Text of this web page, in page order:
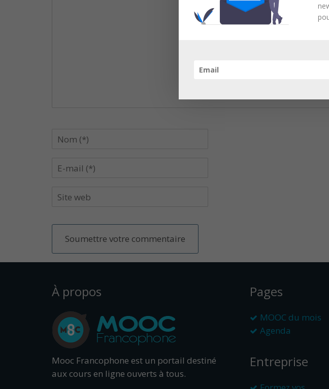
À propos
Mooc Francophone est un portail destiné
aux cours en ligne ouverts à tous.
Pages
MOOC du mois
Agenda
Entreprise